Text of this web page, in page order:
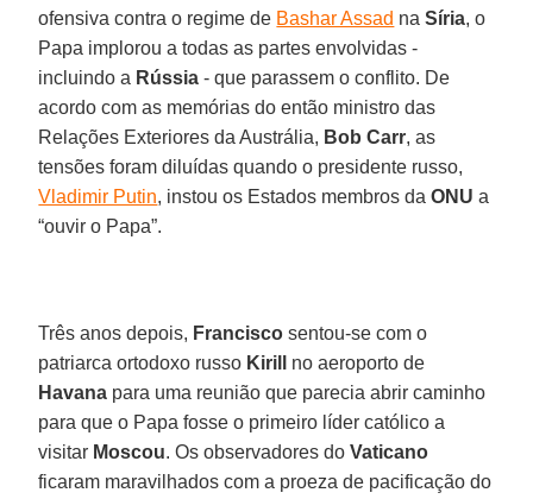
ofensiva contra o regime de Bashar Assad naSíria, o
Papa implorou a todas as partes envolvidas -
incluindo a Rússia - que parassem o conflito. De
acordo com as memórias do então ministro das
Relações Exteriores da Austrália, Bob Carr, as
tensões foram diluídas quando o presidente russo,
Vladimir Putin, instou os Estados membros daONU a
“ouvir o Papa”.
Três anos depois, Francisco sentou-se com o
patriarca ortodoxo russo Kirill
no aeroporto de
Havana para uma reunião que parecia abrir caminho
para que o Papa fosse o primeiro líder católico a
visitar Moscou. Os observadores doVaticano
ficaram maravilhados com a proeza de pacificação do